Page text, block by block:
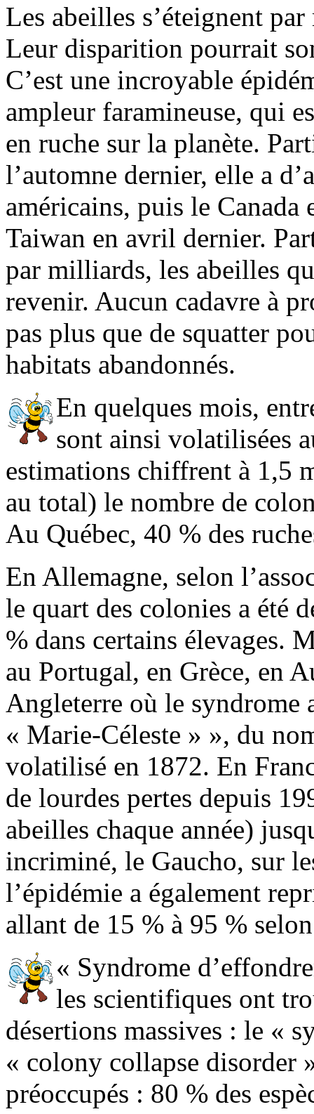
Les abeilles s’éteignent
Leur disparition pourrait
C’est une incroyable
ampleur faramineuse, qui
en ruche sur la planète.
l’automne dernier, elle a
américains, puis le Canada
Taiwan en avril dernier.
par milliards, les abeilles
revenir. Aucun cadavre à
pas plus que de squatter
habitats abandonnés.
En quelques mois,
sont ainsi volatilisées
estimations chiffrent à 1,5
au total) le nombre de
Au Québec, 40 % des
En Allemagne, selon
le quart des colonies a été
% dans certains élevages.
au Portugal, en Grèce, en
Angleterre où le syndrome
« Marie-Céleste » », du
volatilisé en 1872. En
de lourdes pertes depuis
abeilles chaque année)
incriminé, le Gaucho, sur
l’épidémie a également
allant de 15 % à 95 %
« Syndrome
les scientifiques ont
désertions massives : le «
« colony collapse disorder
préoccupés : 80 % des